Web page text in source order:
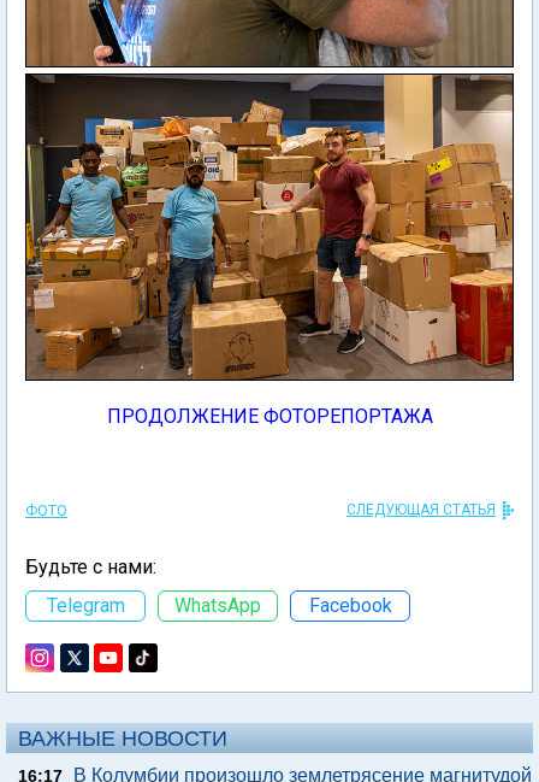
ПРОДОЛЖЕНИЕ ФОТОРЕПОРТАЖА
ФОТО СЛЕДУЮЩАЯ СТАТЬЯ
Будьте с нами:
Telegram
WhatsApp Facebook
ВАЖНЫЕ НОВОСТИ
16:17
В Колумбии произошло землетрясение магнитудой